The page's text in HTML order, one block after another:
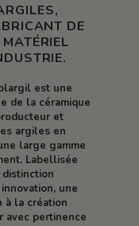
DE
est une
de la céramique
et
argiles en
large gamme
Labellisée
une
à la création
avec pertinence